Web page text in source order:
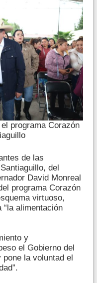
programa Corazón
de las
del
David Monreal
programa Corazón
virtuoso,
alimentación
y
el Gobierno del
la voluntad el